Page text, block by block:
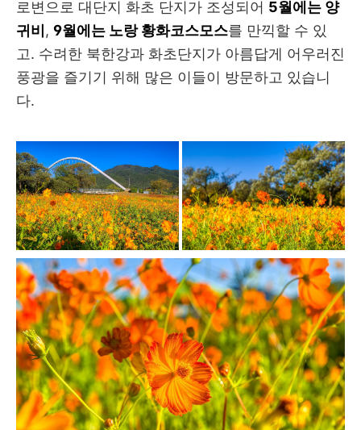
로변으로 대단지 화초 단지가 조성되어 5월에는 양
귀비 , 9월에는 노랑 황화코스모스를 만끽할 수 있
고. 수려한 북한강과 화초단지가 아름답게 어우러진
풍광을 즐기기 위해 많은 이들이 방문하고 있습니
다.